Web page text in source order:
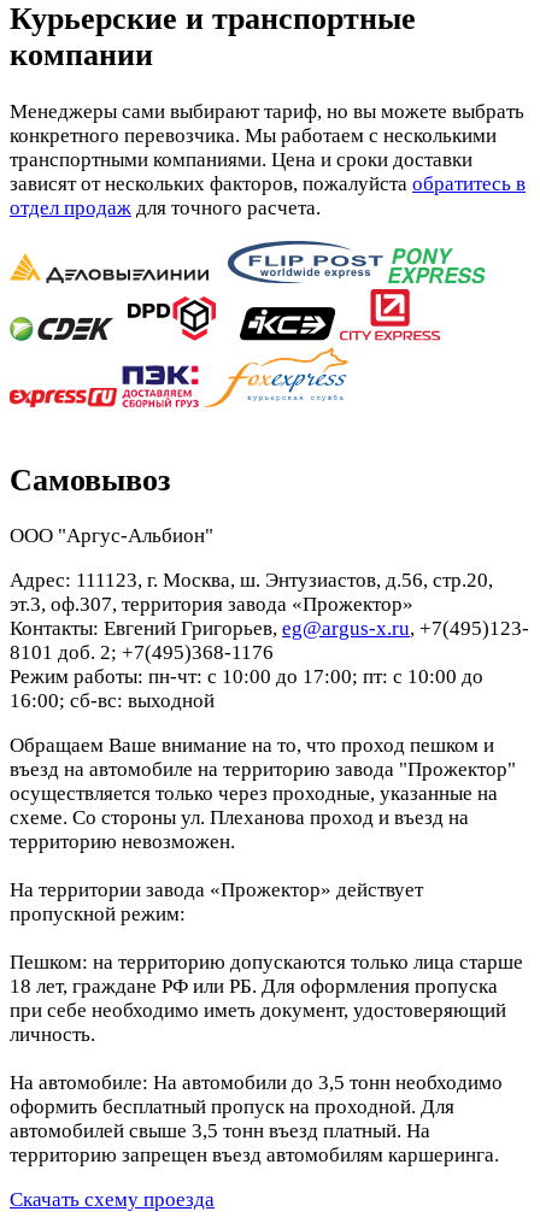
Курьерские и транспортные
компании
Менеджеры сами выбирают тариф, но вы можете выбрать
конкретного перевозчика. Мы работаем с несколькими
транспортными компаниями. Цена и сроки доставки
зависят от нескольких факторов, пожалуйста обратитесь в
отдел продаж для точного расчета.
Самовывоз
ООО "Аргус-Альбион"
Адрес: 111123, г. Москва, ш. Энтузиастов, д.56, стр.20,
эт.3, оф.307, территория завода «Прожектор»
Контакты: Евгений Григорьев, eg@argus-x.ru, +7(495)123-
8101 доб. 2; +7(495)368-1176
Режим работы: пн-чт: с 10:00 до 17:00; пт: с 10:00 до
16:00; сб-вс: выходной
Обращаем Ваше внимание на то, что проход пешком и
въезд на автомобиле на территорию завода "Прожектор"
осуществляется только через проходные, указанные на
схеме. Со стороны ул. Плеханова проход и въезд на
территорию невозможен.
На территории завода «Прожектор» действует
пропускной режим:
Пешком: на территорию допускаются только лица старше
18 лет, граждане РФ или РБ. Для оформления пропуска
при себе необходимо иметь документ, удостоверяющий
личность.
На автомобиле: На автомобили до 3,5 тонн необходимо
оформить бесплатный пропуск на проходной. Для
автомобилей свыше 3,5 тонн въезд платный. На
территорию запрещен въезд автомобилям каршеринга.
Скачать схему проезда